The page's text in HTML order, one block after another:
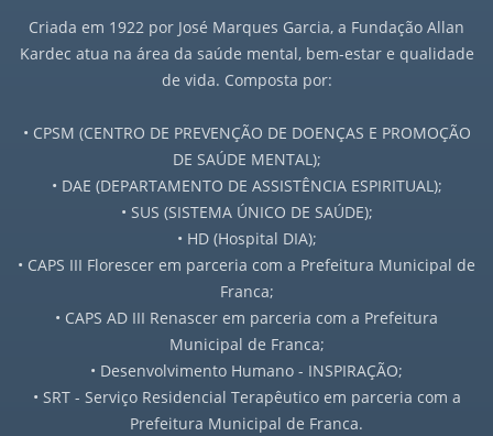
Criada em 1922 por José Marques Garcia, a Fundação Allan
Kardec atua na área da saúde mental, bem-estar e qualidade
de vida. Composta por:
• CPSM (CENTRO DE PREVENÇÃO DE DOENÇAS E PROMOÇÃO
DE SAÚDE MENTAL);
• DAE (DEPARTAMENTO DE ASSISTÊNCIA ESPIRITUAL);
• SUS (SISTEMA ÚNICO DE SAÚDE);
• HD (Hospital DIA);
• CAPS III Florescer em parceria com a Prefeitura Municipal de
Franca;
• CAPS AD III Renascer em parceria com a Prefeitura
Municipal de Franca;
• Desenvolvimento Humano - INSPIRAÇÃO;
• SRT - Serviço Residencial Terapêutico em parceria com a
Prefeitura Municipal de Franca.